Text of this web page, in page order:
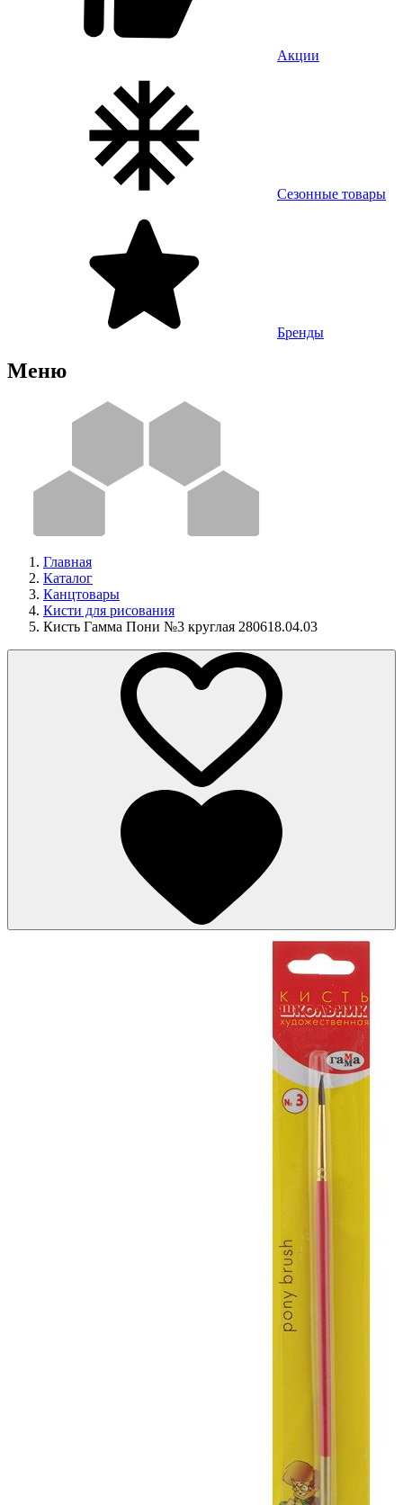
Акции
Сезонные товары
Бренды
Меню
Главная
Каталог
Канцтовары
Кисти для рисования
Кисть Гамма Пони №3 круглая 280618.04.03